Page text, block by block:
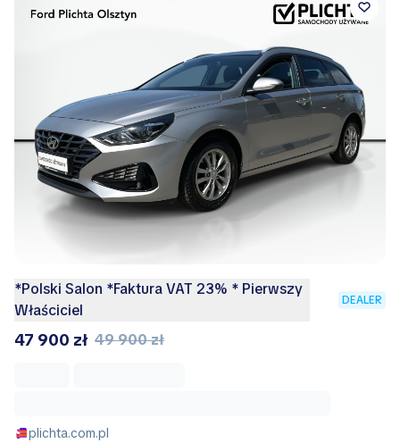
*Polski Salon *Faktura VAT 23% * Pierwszy
Właściciel
DEALER
47 900 zł 49 900 zł
plichta.com.pl